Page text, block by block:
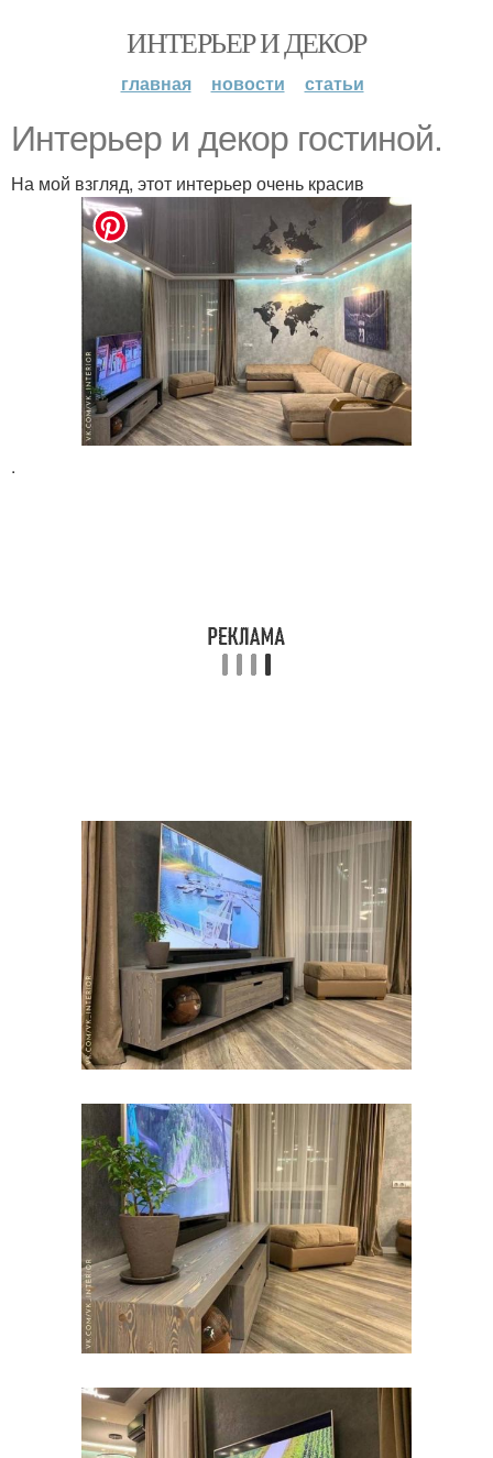
ИНТЕРЬЕР И ДЕКОР
главная новости статьи
Интерьер и декор гостиной.
На мой взгляд, этот интерьер очень красив
.